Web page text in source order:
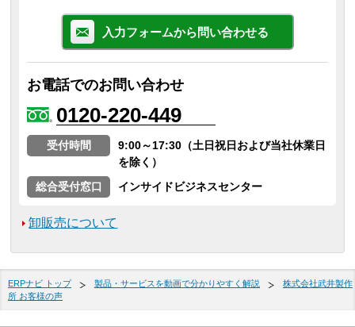
入力フォームから問い合わせる
お電話でのお問い合わせ
0120-220-449
受付時間
9:00～17:30（土日祝日および当社休業日
を除く）
総合受付窓口
インサイドビジネスセンター
卸販売について
ERPナビ トップ 製品・サービスを動画で分かりやすく解説
株式会社武井製作
所 お客様の声